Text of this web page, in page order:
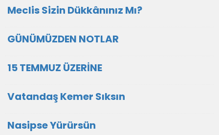
Meclis Sizin Dükkânınız Mı?
GÜNÜMÜZDEN NOTLAR
15 TEMMUZ ÜZERİNE
Vatandaş Kemer Sıksın
Nasipse Yürürsün